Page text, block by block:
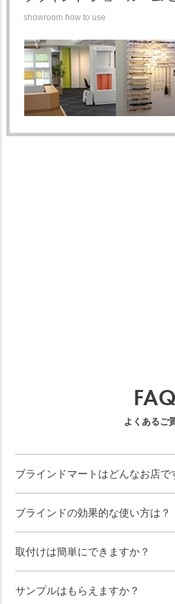
showroom how to use
FAQ
よくあるご
ブラインドマートはどんなお店で
ブラインドの効果的な使い方は？
取付けは簡単にできますか？
サンプルはもらえますか？